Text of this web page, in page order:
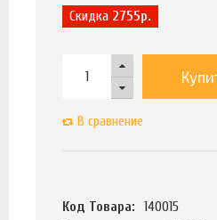
Скидка 2755р.
В сравнение
Код Товара:
140015